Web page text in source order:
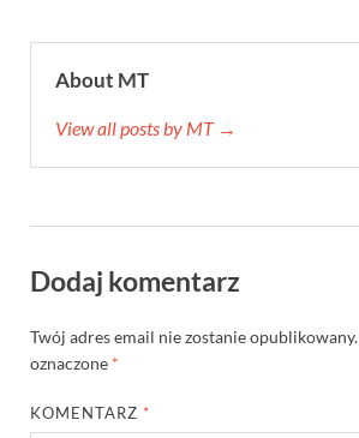
About MT
View all posts by MT →
Dodaj komentarz
Twój adres email nie zostanie opublikowany.
oznaczone *
KOMENTARZ *